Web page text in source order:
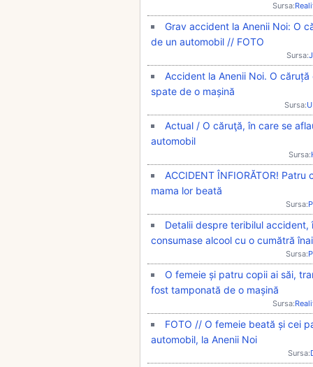
Sursa:
Grav accident la Anenii Noi: O
de un automobil // FOTO
Sursa:
Accident la Anenii Noi. O
spate de o mașină
Sursa:
Actual / O căruţă, în care se
automobil
Sursa:
ACCIDENT ÎNFIORĂTOR!
mama lor beată
Sursa:
Detalii despre teribilul
consumase alcool cu o cumătră
Sursa:
O femeie și patru copii ai săi,
fost tamponată de o mașină
Sursa:
FOTO // O femeie beată și cei
automobil, la Anenii Noi
Sursa: